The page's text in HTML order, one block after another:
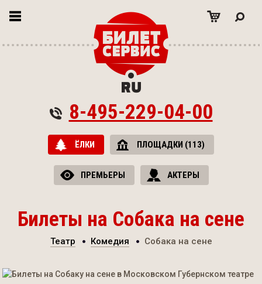
8-495-229-04-00
ЁЛКИ ПЛОЩАДКИ (113)
ПРЕМЬЕРЫ АКТЕРЫ
Билеты на Собака на сене
Театр Комедия Собака на сене